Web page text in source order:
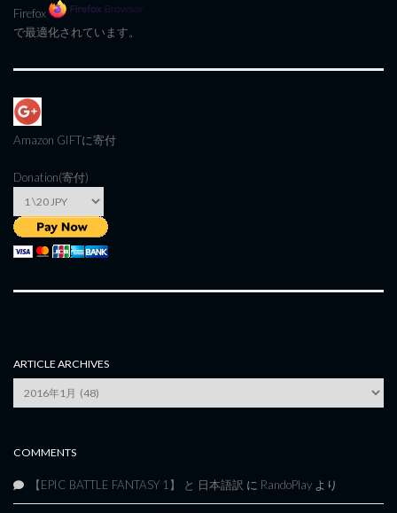
Firefox
で最適化されています。
Amazon GIFTに寄付
Donation(寄付)
ARTICLE ARCHIVES
Archives
COMMENTS
【EPIC BATTLE FANTASY 1】 と 日本語訳 に RandoPlay より